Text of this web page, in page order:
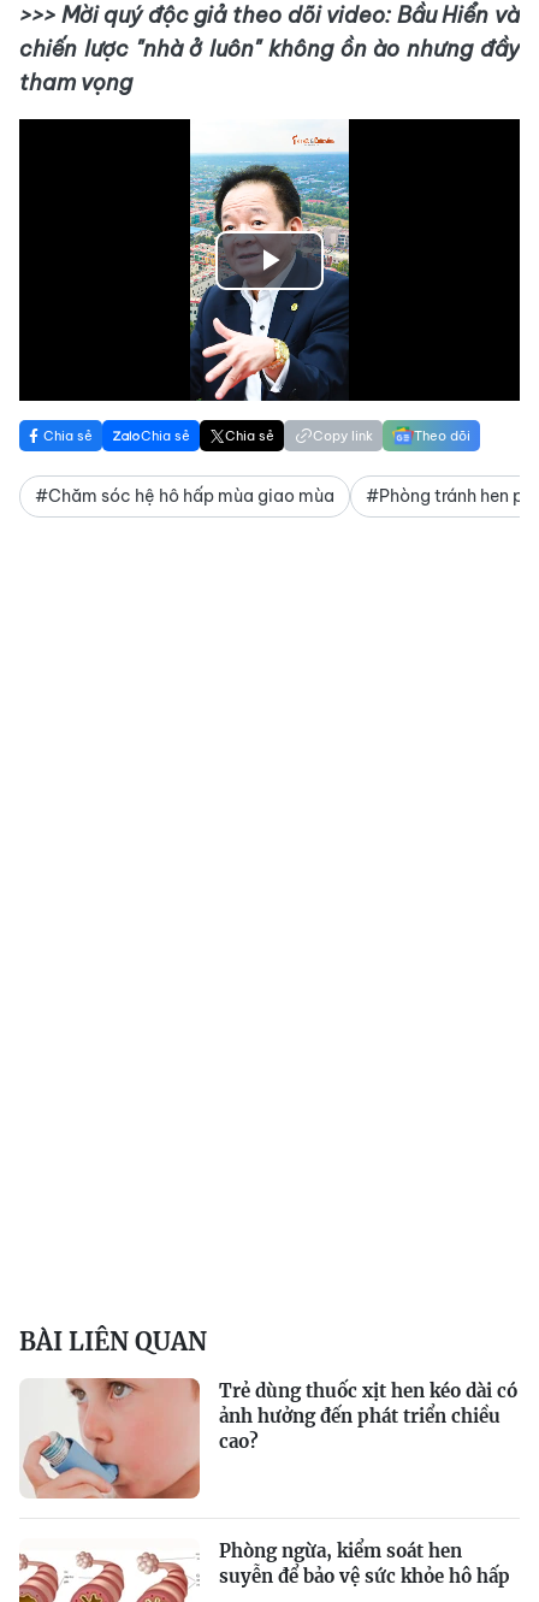
>>> Mời quý độc giả theo dõi video: Bầu Hiển và
chiến lược "nhà ở luôn" không ồn ào nhưng đầy
tham vọng
Play
Video
Chia sẻ Chia sẻ Chia sẻ Copy link Theo dõi
#Chăm sóc hệ hô hấp mùa giao mùa #Phòng tránh hen
BÀI LIÊN QUAN
Trẻ dùng thuốc xịt hen kéo dài có
ảnh hưởng đến phát triển chiều
cao?
Phòng ngừa, kiểm soát hen
suyễn để bảo vệ sức khỏe hô hấp